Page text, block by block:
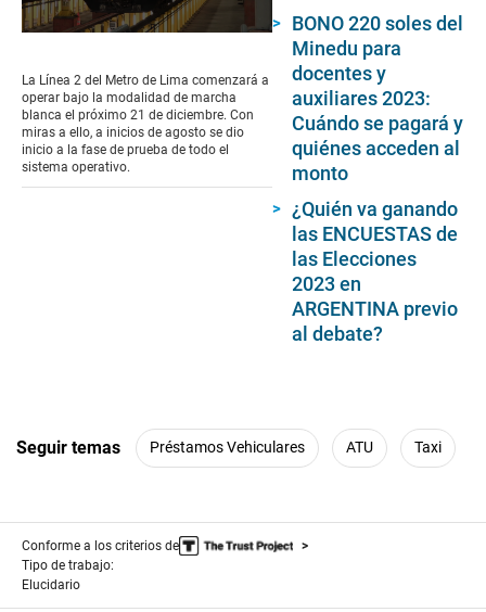
of
4
minutes,
2
seconds
La Línea 2 del Metro de Lima comenzará a
operar bajo la modalidad de marcha
blanca el próximo 21 de diciembre. Con
miras a ello, a inicios de agosto se dio
inicio a la fase de prueba de todo el
sistema operativo.
BONO 220 soles del
Minedu para
docentes y
auxiliares 2023:
Cuándo se pagará y
quiénes acceden al
monto
¿Quién va ganando
las ENCUESTAS de
las Elecciones
2023 en
ARGENTINA previo
al debate?
Seguir temas Préstamos Vehiculares ATU Taxi
Conforme a los criterios de
Tipo de trabajo:
Elucidario